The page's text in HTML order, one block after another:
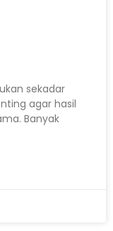
sekadar
agar hasil
Banyak